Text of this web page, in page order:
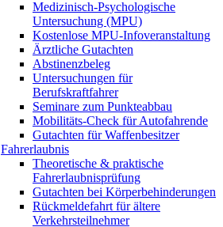
Medizinisch-Psychologische
Untersuchung (MPU)
Kostenlose MPU-Infoveranstaltung
Ärztliche Gutachten
Abstinenzbeleg
Untersuchungen für
Berufskraftfahrer
Seminare zum Punkteabbau
Mobilitäts-Check für Autofahrende
Gutachten für Waffenbesitzer
Fahrerlaubnis
Theoretische & praktische
Fahrerlaubnisprüfung
Gutachten bei Körperbehinderungen
Rückmeldefahrt für ältere
Verkehrsteilnehmer